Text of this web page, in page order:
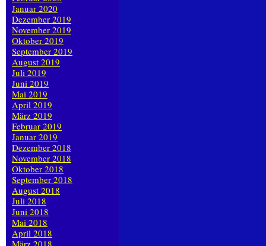
Januar 2020
Dezember 2019
November 2019
Oktober 2019
September 2019
August 2019
Juli 2019
Juni 2019
Mai 2019
April 2019
März 2019
Februar 2019
Januar 2019
Dezember 2018
November 2018
Oktober 2018
September 2018
August 2018
Juli 2018
Juni 2018
Mai 2018
April 2018
März 2018